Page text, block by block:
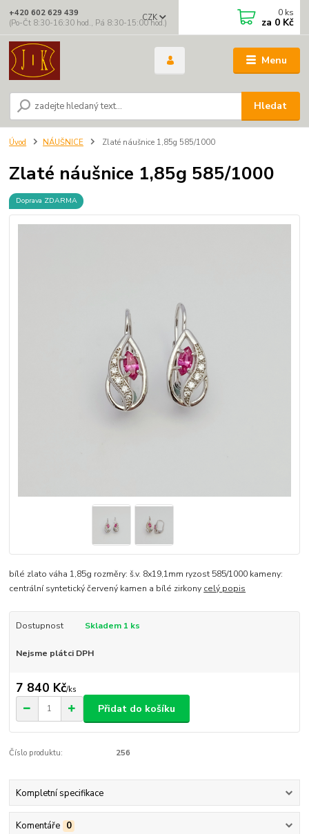
Menu
CZK
Hledat
+420 602 629 439
(Po-Čt 8:30-16:30 hod., Pá 8:30-15:00 hod.)
0 ks
za 0 Kč
Úvod NÁUŠNICE Zlaté náušnice 1,85g 585/1000
Zlaté náušnice 1,85g 585/1000
Doprava ZDARMA
bílé zlato váha 1,85g rozměry: š.v. 8x19,1mm ryzost 585/1000 kameny:
centrální syntetický červený kamen a bílé zirkony celý popis
Dostupnost Skladem 1 ks
Nejsme plátci DPH
7 840 Kč/ks
Přidat do košíku
Číslo produktu: 256
Kompletní specifikace
Komentáře 0